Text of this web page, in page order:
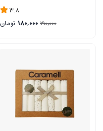
3.8
210,000
180,000 تومان